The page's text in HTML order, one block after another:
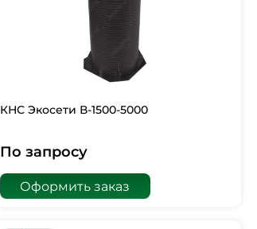
КНС Экосети В-1500-5000
По запросу
Оформить заказ